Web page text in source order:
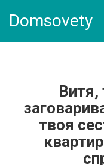
Domsovety
твоя